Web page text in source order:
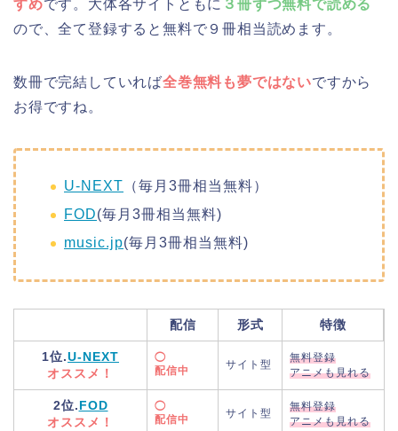
すめです。大体各サイトともに ３冊ずつ無料で読める
ので、全て登録すると無料で９冊相当読めます。
数冊で完結していれば全巻無料も夢ではないですから
お得ですね。
U-NEXT （毎月3冊相当無料）
FOD(毎月3冊相当無料)
music.jp(毎月3冊相当無料)
配信 形式 特徴
1位.U-NEXT
オススメ！
◯
配信中
サイト型
無料登録
アニメも見れる
2位.FOD
オススメ！
◯
配信中
サイト型
無料登録
アニメも見れる